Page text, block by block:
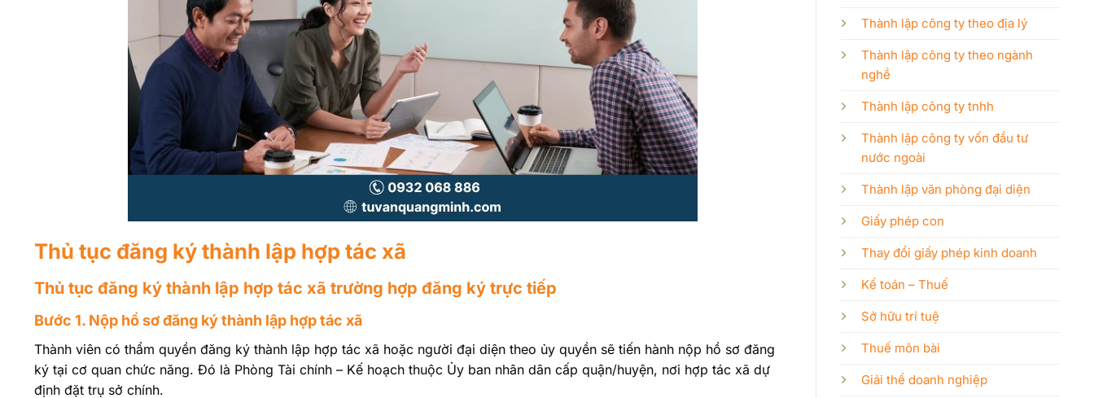
Thủ tục đăng ký thành lập hợp tác xã
Thủ tục đăng ký thành lập hợp tác xã trường hợp đăng ký trực tiếp
Bước 1. Nộp hồ sơ đăng ký thành lập hợp tác xã
Thành viên có thẩm quyền đăng ký thành lập hợp tác xã hoặc người đại diện theo ủy quyền sẽ tiến hành nộp hồ sơ đăng
ký tại cơ quan chức năng. Đó là Phòng Tài chính – Kế hoạch thuộc Ủy ban nhân dân cấp quận/huyện, nơi hợp tác xã dự
định đặt trụ sở chính.
Thành lập công ty theo địa lý
Thành lập công ty theo ngành
nghề
Thành lập công ty tnhh
Thành lập công ty vốn đầu tư
nước ngoài
Thành lập văn phòng đại diện
Giấy phép con
Thay đổi giấy phép kinh doanh
Kế toán – Thuế
Sở hữu trí tuệ
Thuế môn bài
Giải thể doanh nghiệp